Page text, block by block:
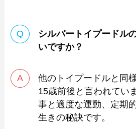
シルバートイプードル
いですか？
他のトイプードルと同
15歳前後と言われてい
事と適度な運動、定期
生きの秘訣です。